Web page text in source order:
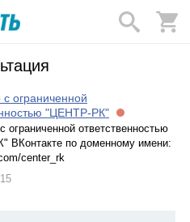
ограниченной
"ЦЕНТР-РК"
ограниченной ответственностью
ВКонтакте по доменному имени:
center_rk